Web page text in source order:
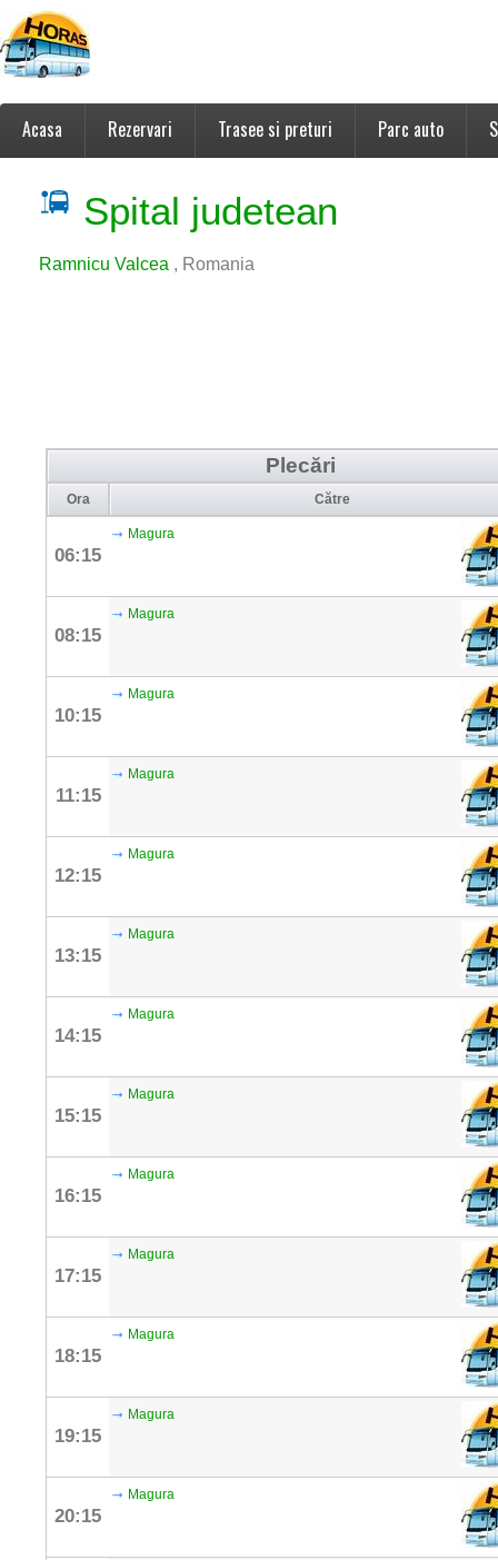
Acasa Rezervari Trasee si preturi Parc auto
Spital judetean
Ramnicu Valcea , Romania
Plecări
Ora Către
06:15
Magura
08:15
Magura
10:15
Magura
11:15
Magura
12:15
Magura
13:15
Magura
14:15
Magura
15:15
Magura
16:15
Magura
17:15
Magura
18:15
Magura
19:15
Magura
20:15
Magura